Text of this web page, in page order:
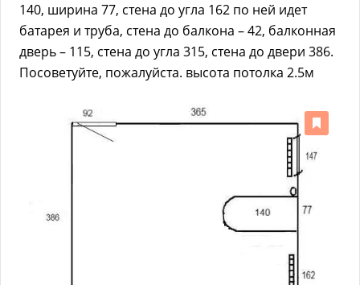
140, ширина 77, стена до угла 162 по ней идет
батарея и труба, стена до балкона – 42, балконная
дверь – 115, стена до угла 315, стена до двери 386.
Посоветуйте, пожалуйста. высота потолка 2.5м